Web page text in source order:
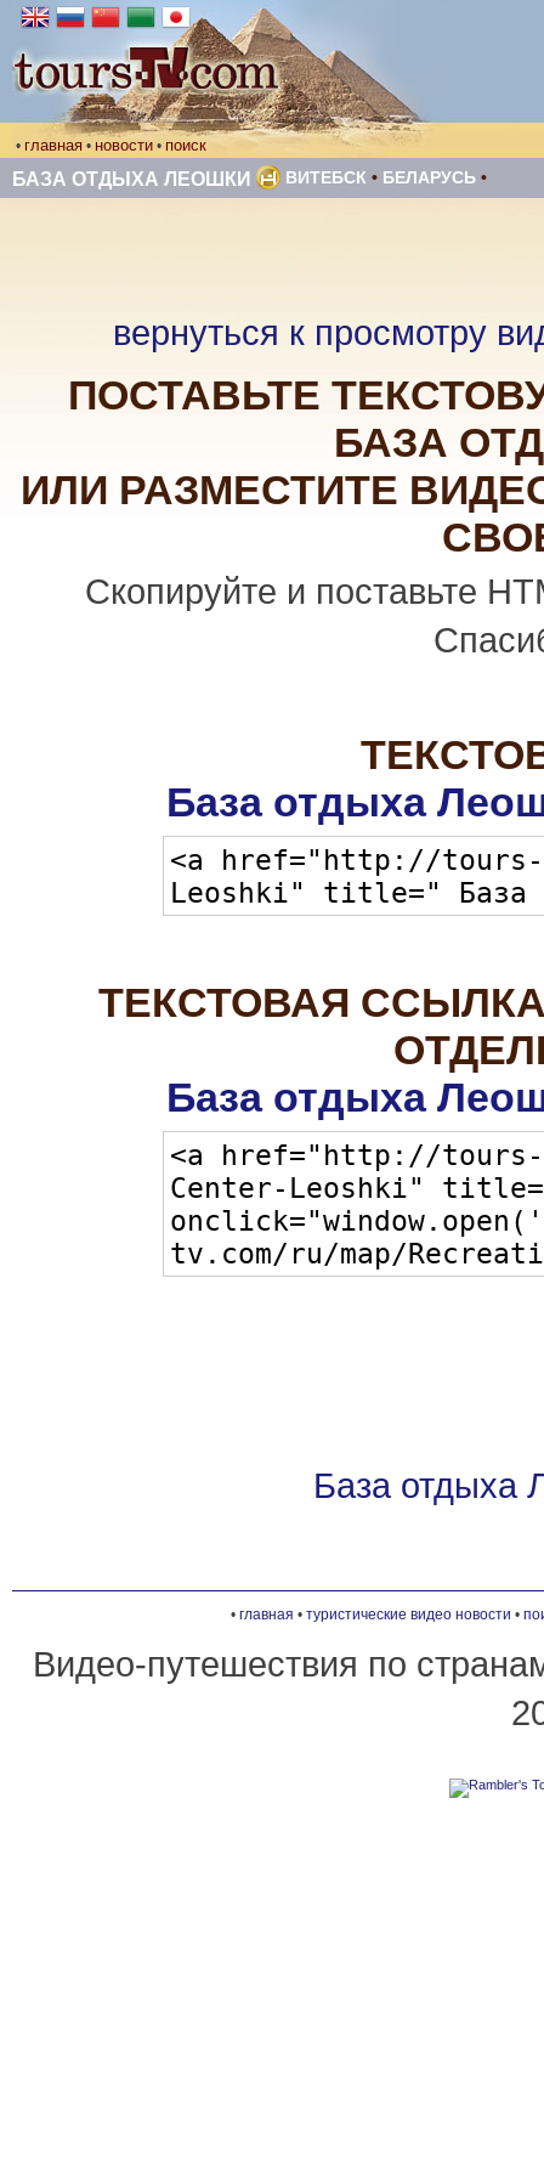
• главная • новости • поиск
БАЗА ОТДЫХА ЛЕОШКИ ВИТЕБСК • БЕЛАРУСЬ •
вернуться к просмотру
ПОСТАВЬТЕ
БАЗА
ИЛИ РАЗМЕСТИТЕ
Скопируйте и поставьте
База отдыха
ТЕКСТОВАЯ
База отдыха
База отдыха
• главная • туристические видео новости •
Видео-путешествия по